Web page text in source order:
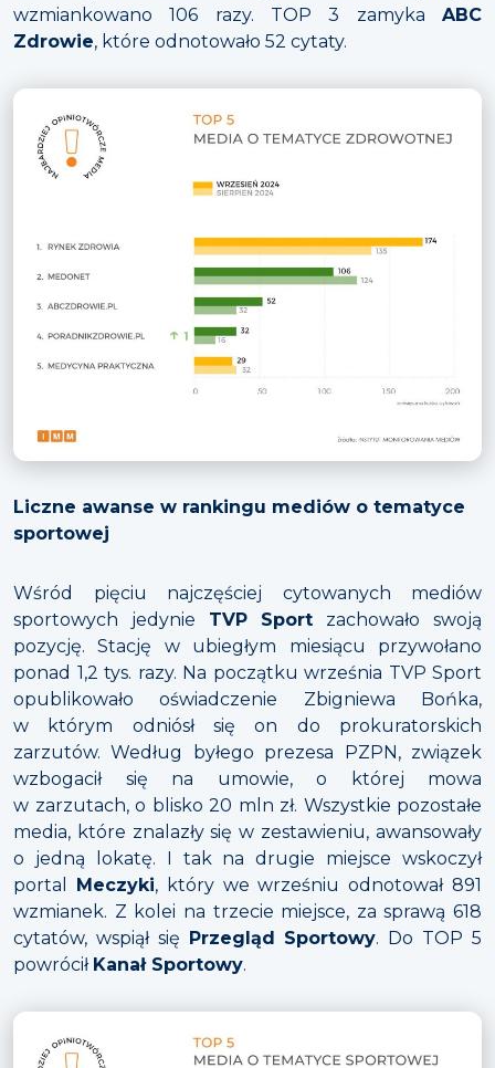
wzmiankowano 106 razy. TOP 3 zamyka ABC
Zdrowie, które odnotowało 52 cytaty.
Liczne awanse w rankingu mediów o tematyce
sportowej
Wśród pięciu najczęściej cytowanych mediów
sportowych jedynie TVP Sport zachowało swoją
pozycję. Stację w ubiegłym miesiącu przywołano
ponad 1,2 tys. razy. Na początku września TVP Sport
opublikowało oświadczenie Zbigniewa Bońka,
w którym odniósł się on do prokuratorskich
zarzutów. Według byłego prezesa PZPN, związek
wzbogacił się na umowie, o której mowa
w zarzutach, o blisko 20 mln zł. Wszystkie pozostałe
media, które znalazły się w zestawieniu, awansowały
o jedną lokatę. I tak na drugie miejsce wskoczył
portal Meczyki, który we wrześniu odnotował 891
wzmianek. Z kolei na trzecie miejsce, za sprawą 618
cytatów, wspiął się Przegląd Sportowy. Do TOP 5
powrócił Kanał Sportowy.